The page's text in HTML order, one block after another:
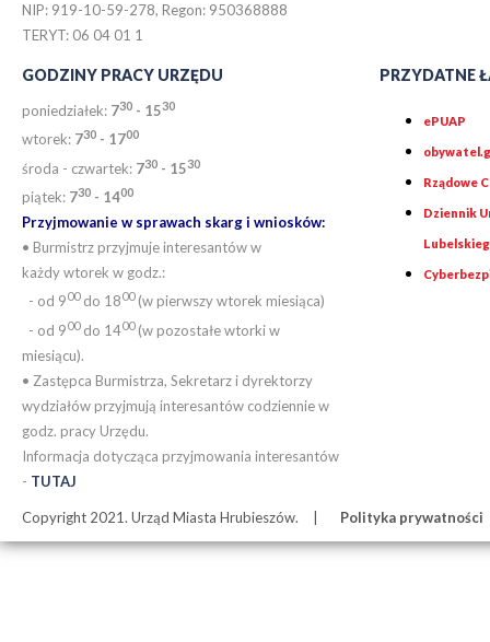
NIP: 919-10-59-278, Regon: 950368888
TERYT: 06 04 01 1
GODZINY PRACY URZĘDU
poniedziałek: 730 - 1530
wtorek: 730 - 1700
środa - czwartek: 730 - 1530
piątek: 730 - 1400
Przyjmowanie w sprawach skarg i wniosków:
• Burmistrz przyjmuje interesantów w
każdy wtorek w godz.:
- od 900do 1800(w pierwszy wtorek miesiąca)
- od 900do 1400(w pozostałe wtorki w
miesiącu).
• Zastępca Burmistrza, Sekretarz i dyrektorzy
wydziałów przyjmują interesantów codziennie w
godz. pracy Urzędu.
Informacja dotycząca przyjmowania interesantów
- TUTAJ
PRZYDATNE
ePUAP
Rządowe
Dziennik
Copyright 2021. Urząd Miasta Hrubieszów. Polityka prywatności